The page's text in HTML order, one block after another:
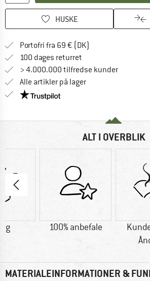
HUSKE
Portofri fra 69 € (DK)
100 dages returret
> 4.000.000 tilfredse kunder
Alle artikler på lager
Vi er Trustpilot-
ALT I OVERBLIK
g 100% anbefale
MATERIALEINFORMATIONER &